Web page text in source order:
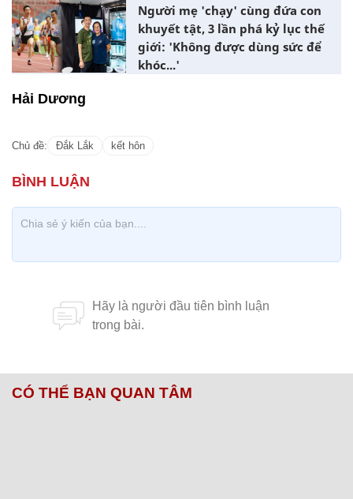
Người mẹ 'chạy' cùng đứa con
khuyết tật, 3 lần phá kỷ lục thế
giới: 'Không được dùng sức để
khóc...'
Hải Dương
Chủ đề: Đắk Lắk kết hôn
CÓ THỂ BẠN QUAN TÂM